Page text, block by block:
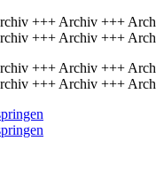
+++ Archiv +++
+++ Archiv +++
+++ Archiv +++
+++ Archiv +++